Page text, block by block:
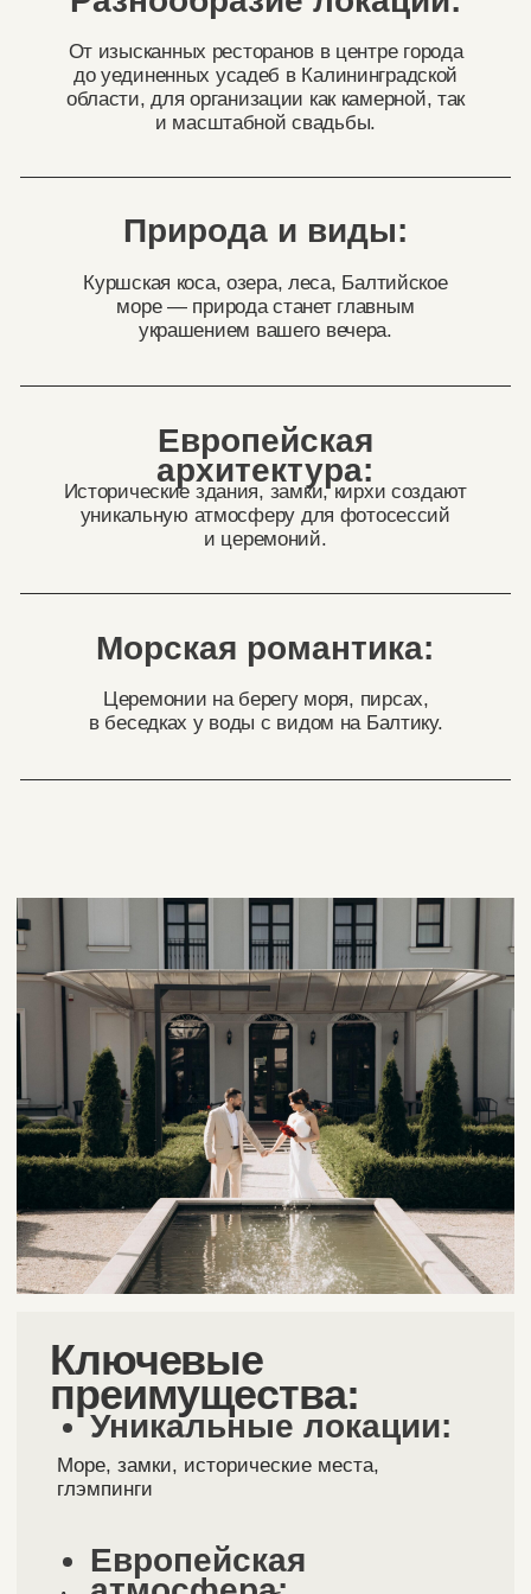
Калининградская область, Янтарный,
Апарт-отель на берегу Балтийского моря
с шикарным видом, стильными
апартаментами и премиальным СПА. Весь
отель можно закрыть только под вас и ваших
гостей, а в свадебный день организовать
Tesera SPA Отель
Калининградская область, п. Орловка,
Настоящее единение с природой: место для
тех, кто мечтает о свадьбе на берегу моря
вдали от городской суеты. На территории
Polyana Glamping